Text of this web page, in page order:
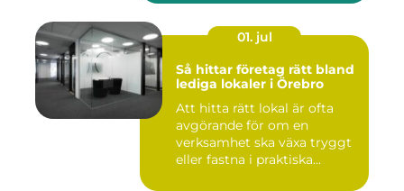
01. jul
Så hittar företag rätt bland
lediga lokaler i Örebro
Att hitta rätt lokal är ofta
avgörande för om en
verksamhet ska växa tryggt
eller fastna i praktiska...